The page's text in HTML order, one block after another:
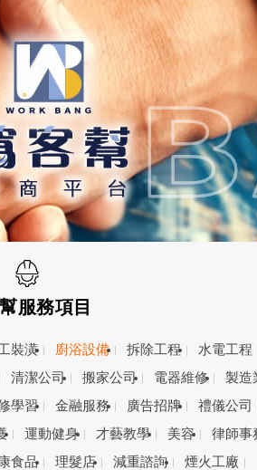
服務項目
裝潢 廚浴設備 拆除工程
水電工程
清潔公司 搬家公司 電器維修
製造
學習 金融服務 廣告招牌
禮儀公司
運動健身 才藝教學 美容
律師事
食品 理髮店 減重諮詢
煙火工廠